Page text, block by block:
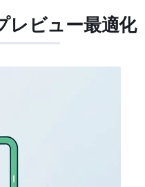
レビュー最適化